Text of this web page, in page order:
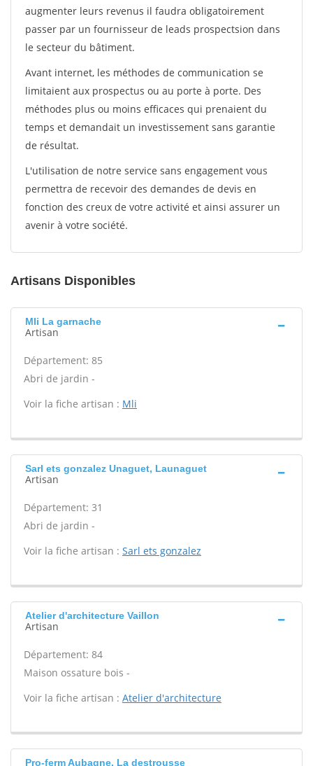
augmenter leurs revenus il faudra obligatoirement
passer par un fournisseur de leads prospectsion dans
le secteur du bâtiment.
Avant internet, les méthodes de communication se
limitaient aux prospectus ou au porte à porte. Des
méthodes plus ou moins efficaces qui prenaient du
temps et demandait un investissement sans garantie
de résultat.
L'utilisation de notre service sans engagement vous
permettra de recevoir des demandes de devis en
fonction des creux de votre activité et ainsi assurer un
avenir à votre société.
Artisans Disponibles
Mli La garnache
Artisan
Département: 85
Abri de jardin -
Voir la fiche artisan : Mli
Sarl ets gonzalez Unaguet, Launaguet
Artisan
Département: 31
Abri de jardin -
Voir la fiche artisan : Sarl ets gonzalez
Atelier d'architecture Vaillon
Artisan
Département: 84
Maison ossature bois -
Voir la fiche artisan : Atelier d'architecture
Pro-ferm Aubagne, La destrousse